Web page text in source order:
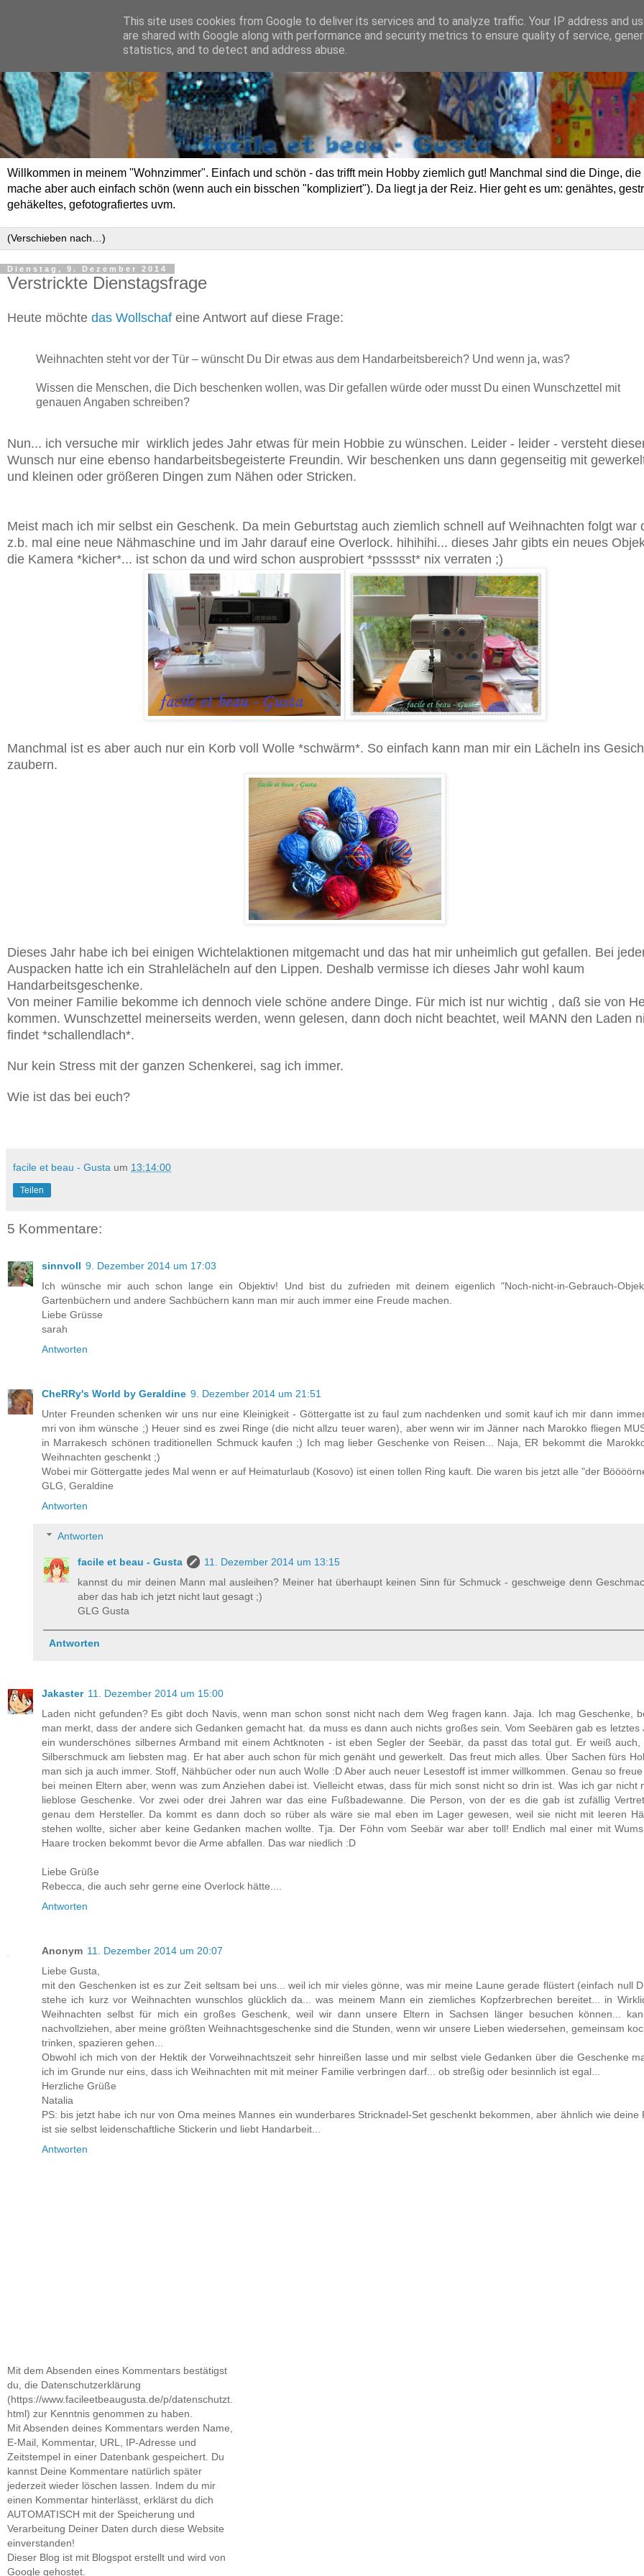
Willkommen in meinem "Wohnzimmer". Einfach und schön - das trifft mein Hobby ziemlich gut! Manchmal sind die Dinge, die
mache aber auch einfach schön (wenn auch ein bisschen "kompliziert"). Da liegt ja der Reiz. Hier geht es um: genähtes,
gehäkeltes, gefotografiertes uvm.
Dienstag, 9. Dezember 2014
Verstrickte Dienstagsfrage
Heute möchte das Wollschaf eine Antwort auf diese Frage:
Weihnachten steht vor der Tür – wünscht Du Dir etwas aus dem Handarbeitsbereich? Und wenn ja, was?
Wissen die Menschen, die Dich beschenken wollen, was Dir gefallen würde oder musst Du einen Wunschzettel mit
genauen Angaben schreiben?
Nun... ich versuche mir wirklich jedes Jahr etwas für mein Hobbie zu wünschen. Leider - leider - versteht
Wunsch nur eine ebenso handarbeitsbegeisterte Freundin. Wir beschenken uns dann gegenseitig mit
und kleinen oder größeren Dingen zum Nähen oder Stricken.
Meist mach ich mir selbst ein Geschenk. Da mein Geburtstag auch ziemlich schnell auf Weihnachten folgt war
z.b. mal eine neue Nähmaschine und im Jahr darauf eine Overlock. hihihihi... dieses Jahr gibts ein neues
die Kamera *kicher*... ist schon da und wird schon ausprobiert *pssssst* nix verraten ;)
Manchmal ist es aber auch nur ein Korb voll Wolle *schwärm*. So einfach kann man mir ein Lächeln ins
zaubern.
Dieses Jahr habe ich bei einigen Wichtelaktionen mitgemacht und das hat mir unheimlich gut gefallen. Bei
Auspacken hatte ich ein Strahlelächeln auf den Lippen. Deshalb vermisse ich dieses Jahr wohl kaum
Handarbeitsgeschenke.
Von meiner Familie bekomme ich dennoch viele schöne andere Dinge. Für mich ist nur wichtig , daß sie von
kommen. Wunschzettel meinerseits werden, wenn gelesen, dann doch nicht beachtet, weil MANN den Laden
findet *schallendlach*.
Nur kein Stress mit der ganzen Schenkerei, sag ich immer.
Wie ist das bei euch?
facile et beau - Gusta um 13:14:00
Teilen
5 Kommentare:
sinnvoll 9. Dezember 2014 um 17:03
Ich wünsche mir auch schon lange ein Objektiv! Und bist du zufrieden mit deinem eigenlich "Noch-nicht-in-Gebrauch-
Gartenbüchern und andere Sachbüchern kann man mir auch immer eine Freude machen.
Liebe Grüsse
sarah
Antworten
CheRRy's World by Geraldine 9. Dezember 2014 um 21:51
Unter Freunden schenken wir uns nur eine Kleinigkeit - Göttergatte ist zu faul zum nachdenken und somit kauf ich mir dann
mri von ihm wünsche ;) Heuer sind es zwei Ringe (die nicht allzu teuer waren), aber wenn wir im Jänner nach Marokko fliegen
in Marrakesch schönen traditionellen Schmuck kaufen ;) Ich mag lieber Geschenke von Reisen... Naja, ER bekommt die
Weihnachten geschenkt ;)
Wobei mir Göttergatte jedes Mal wenn er auf Heimaturlaub (Kosovo) ist einen tollen Ring kauft. Die waren bis jetzt alle "der
GLG, Geraldine
Antworten
Antworten
facile et beau - Gusta
11. Dezember 2014 um 13:15
kannst du mir deinen Mann mal ausleihen? Meiner hat überhaupt keinen Sinn für Schmuck - geschweige denn
aber das hab ich jetzt nicht laut gesagt ;)
GLG Gusta
Antworten
Jakaster 11. Dezember 2014 um 15:00
Laden nicht gefunden? Es gibt doch Navis, wenn man schon sonst nicht nach dem Weg fragen kann. Jaja. Ich mag Geschenke,
man merkt, dass der andere sich Gedanken gemacht hat. da muss es dann auch nichts großes sein. Vom Seebären gab es letztes
ein wunderschönes silbernes Armband mit einem Achtknoten - ist eben Segler der Seebär, da passt das total gut. Er weiß auch,
Silberschmuck am liebsten mag. Er hat aber auch schon für mich genäht und gewerkelt. Das freut mich alles. Über Sachen fürs
man sich ja auch immer. Stoff, Nähbücher oder nun auch Wolle :D Aber auch neuer Lesestoff ist immer willkommen. Genau so
bei meinen Eltern aber, wenn was zum Anziehen dabei ist. Vielleicht etwas, dass für mich sonst nicht so drin ist. Was ich gar nicht
lieblose Geschenke. Vor zwei oder drei Jahren war das eine Fußbadewanne. Die Person, von der es die gab ist zufällig
genau dem Hersteller. Da kommt es dann doch so rüber als wäre sie mal eben im Lager gewesen, weil sie nicht mit leeren
stehen wollte, sicher aber keine Gedanken machen wollte. Tja. Der Föhn vom Seebär war aber toll! Endlich mal einer mit
Haare trocken bekommt bevor die Arme abfallen. Das war niedlich :D
Liebe Grüße
Rebecca, die auch sehr gerne eine Overlock hätte....
Antworten
Anonym 11. Dezember 2014 um 20:07
Liebe Gusta,
mit den Geschenken ist es zur Zeit seltsam bei uns... weil ich mir vieles gönne, was mir meine Laune gerade flüstert (einfach null
stehe ich kurz vor Weihnachten wunschlos glücklich da... was meinem Mann ein ziemliches Kopfzerbrechen bereitet... in
Weihnachten selbst für mich ein großes Geschenk, weil wir dann unsere Eltern in Sachsen länger besuchen können...
nachvollziehen, aber meine größten Weihnachtsgeschenke sind die Stunden, wenn wir unsere Lieben wiedersehen, gemeinsam
trinken, spazieren gehen...
Obwohl ich mich von der Hektik der Vorweihnachtszeit sehr hinreißen lasse und mir selbst viele Gedanken über die Geschenke
ich im Grunde nur eins, dass ich Weihnachten mit mit meiner Familie verbringen darf... ob streßig oder besinnlich ist egal...
Herzliche Grüße
Natalia
PS: bis jetzt habe ich nur von Oma meines Mannes ein wunderbares Stricknadel-Set geschenkt bekommen, aber ähnlich wie deine
ist sie selbst leidenschaftliche Stickerin und liebt Handarbeit...
Antworten
Mit dem Absenden eines Kommentars bestätigst
du, die Datenschutzerklärung
(https://www.facileetbeaugusta.de/p/datenschutzt.
html) zur Kenntnis genommen zu haben.
Mit Absenden deines Kommentars werden Name,
E-Mail, Kommentar, URL, IP-Adresse und
Zeitstempel in einer Datenbank gespeichert. Du
kannst Deine Kommentare natürlich später
jederzeit wieder löschen lassen. Indem du mir
einen Kommentar hinterlässt, erklärst du dich
AUTOMATISCH mit der Speicherung und
Verarbeitung Deiner Daten durch diese Website
einverstanden!
Dieser Blog ist mit Blogspot erstellt und wird von
Google gehostet.
This site uses cookies from Google to deliver its services and to analyze traffic. Your IP address and
are shared with Google along with performance and security metrics to ensure quality of service,
statistics, and to detect and address abuse.